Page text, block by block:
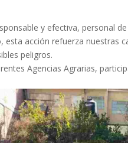
y efectiva, personal
esta acción refuerza nuestras
peligros.
Agencias Agrarias,